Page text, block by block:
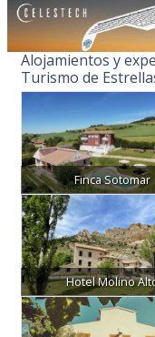
Alojamientos y
Turismo de
Finca Sotomar
Hotel Molino